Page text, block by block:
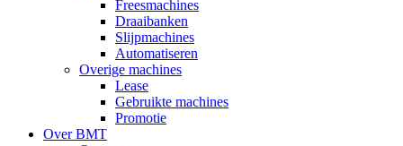
Freesmachines
Draaibanken
Slijpmachines
Automatiseren
Overige machines
Lease
Gebruikte machines
Promotie
Over BMT